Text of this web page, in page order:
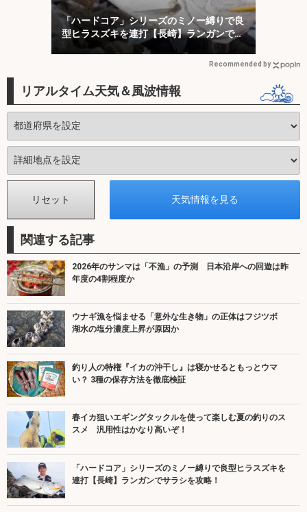
「ハードコア」シリーズのミノー縛りで良
型ヒラスズキを連打【長崎】ランガンでサ
ラシを攻略！
Recommended by
リアルタイム天気＆風波情報
関連する記事
2026年のサンマは「不漁」の予測 日本沿岸への回遊は昨
年度の4割程度か
ウナギ漁を悩ませる「意外な生き物」の正体はフジツボ
湖水の塩分濃度上昇が原因か
釣り人の特権『イカの沖干し』は寝かせるともっとウマ
い？ 3種の保存方法を徹底検証
春イカ狙いエギングタックルを使って楽しむ夏の釣りのス
スメ 汎用性はかなり高いぞ！
「ハードコア」シリーズのミノー縛りで良型ヒラスズキを
連打【長崎】ランガンでサラシを攻略！